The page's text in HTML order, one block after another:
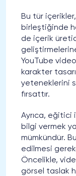
Bu tür içerikler,
birleştiğinde
de içerik
YouTube
karakter
yeteneklerini
fırsattır.
Ayrıca, eğitici
bilgi vermek
mümkündür.
edilmesi
Öncelikle,
görsel taslak